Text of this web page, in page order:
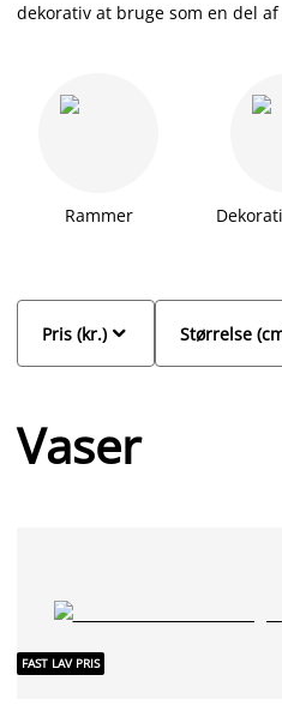
dekorativ at bruge som en del
små vaser, store vaser og høje
Rammer

Pris (kr.) Størrelse
Vaser
FAST LAV PRIS